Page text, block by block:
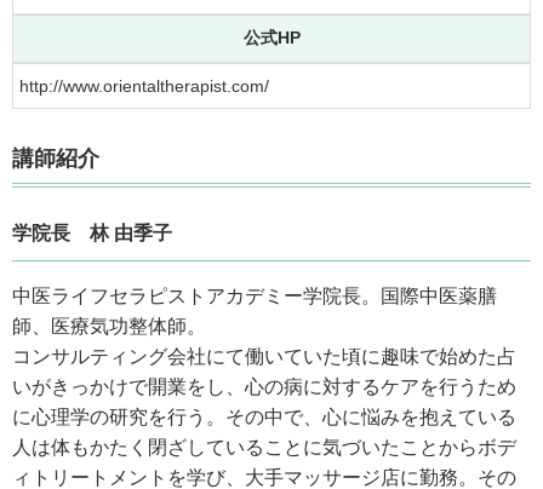
公式HP
http://www.orientaltherapist.com/
講師紹介
学院長 林 由季子
中医ライフセラピストアカデミー学院長。国際中医薬膳
師、医療気功整体師。
コンサルティング会社にて働いていた頃に趣味で始めた占
いがきっかけで開業をし、心の病に対するケアを行うため
に心理学の研究を行う。その中で、心に悩みを抱えている
人は体もかたく閉ざしていることに気づいたことからボデ
ィトリートメントを学び、大手マッサージ店に勤務。その